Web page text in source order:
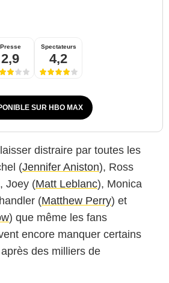
Presse
2,9
Spectateurs
4,2
SUR HBO MAX
distraire par toutes les
(Jennifer Aniston), Ross
Joey (Matt Leblanc), Monica
(Matthew Perry) et
) que même les fans
encore manquer certains
des milliers de